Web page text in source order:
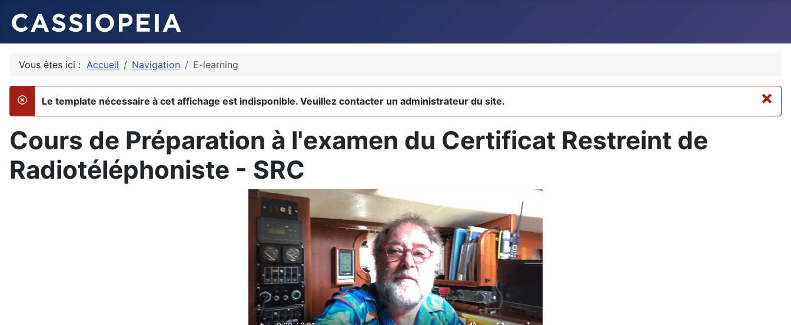
Vous êtes ici : Accueil Navigation E-learning
×
danger
Le template nécessaire à cet affichage est indisponible. Veuillez contacter un administrateur du site.
Cours de Préparation à l'examen du Certificat Restreint de
Radiotéléphoniste - SRC